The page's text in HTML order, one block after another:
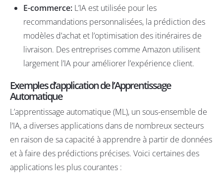
E-commerce: L’IA est utilisée pour les
recommandations personnalisées, la prédiction des
modèles d’achat et l’optimisation des itinéraires de
livraison. Des entreprises comme Amazon utilisent
largement l’IA pour améliorer l’expérience client.
Exemples d’application de l’Apprentissage
Automatique
L’apprentissage automatique (ML), un sous-ensemble de
l’IA, a diverses applications dans de nombreux secteurs
en raison de sa capacité à apprendre à partir de données
et à faire des prédictions précises. Voici certaines des
applications les plus courantes :